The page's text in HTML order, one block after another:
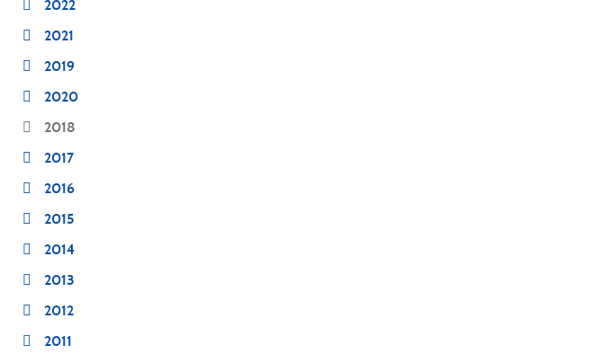
2022
2021
2019
2020
2018
2017
2016
2015
2014
2013
2012
2011